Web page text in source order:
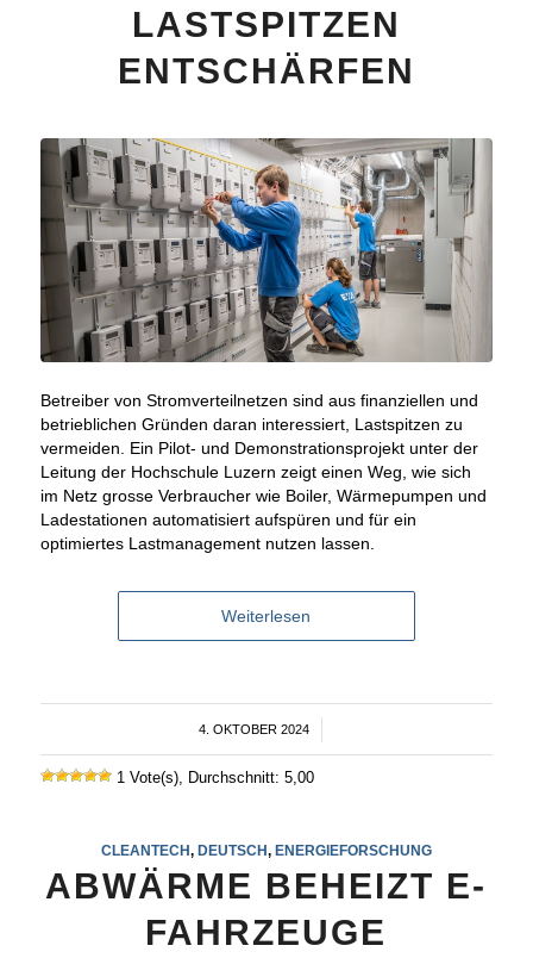
LASTSPITZEN
ENTSCHÄRFEN
Betreiber von Stromverteilnetzen sind aus finanziellen und
betrieblichen Gründen daran interessiert, Lastspitzen zu
vermeiden. Ein Pilot- und Demonstrationsprojekt unter der
Leitung der Hochschule Luzern zeigt einen Weg, wie sich
im Netz grosse Verbraucher wie Boiler, Wärmepumpen und
Ladestationen automatisiert aufspüren und für ein
optimiertes Lastmanagement nutzen lassen.
Weiterlesen
4. OKTOBER 2024
/
1 Vote(s), Durchschnitt: 5,00
CLEANTECH, DEUTSCH, ENERGIEFORSCHUNG
ABWÄRME BEHEIZT E-
FAHRZEUGE